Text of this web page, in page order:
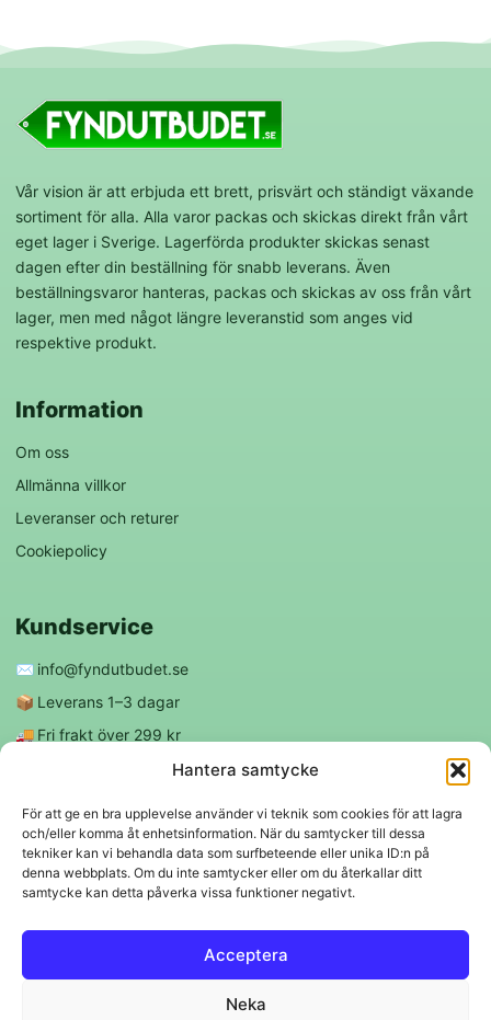
Hantera samtycke
För att ge en bra upplevelse använder vi teknik som cookies för att lagra
och/eller komma åt enhetsinformation. När du samtycker till dessa
tekniker kan vi behandla data som surfbeteende eller unika ID:n på
denna webbplats. Om du inte samtycker eller om du återkallar ditt
samtycke kan detta påverka vissa funktioner negativt.
Acceptera
Neka
Vår vision är att erbjuda ett brett, prisvärt och ständigt växande
sortiment för alla. Alla varor packas och skickas direkt från vårt
eget lager i Sverige. Lagerförda produkter skickas senast
dagen efter din beställning för snabb leverans. Även
beställningsvaror hanteras, packas och skickas av oss från vårt
lager, men med något längre leveranstid som anges vid
respektive produkt.
Information
Om oss
Allmänna villkor
Leveranser och returer
Cookiepolicy
Kundservice
✉️ info@fyndutbudet.se
📦 Leverans 1–3 dagar
🚚 Fri frakt över 299 kr
Följ oss
f ◎
Swish